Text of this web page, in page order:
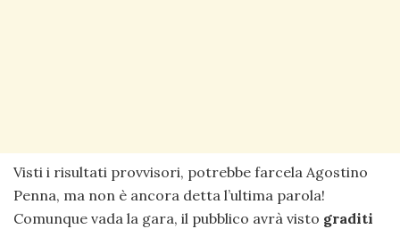
Visti i risultati provvisori, potrebbe farcela Agostino
Penna, ma non è ancora detta l’ultima parola!
Comunque vada la gara, il pubblico avrà visto graditi